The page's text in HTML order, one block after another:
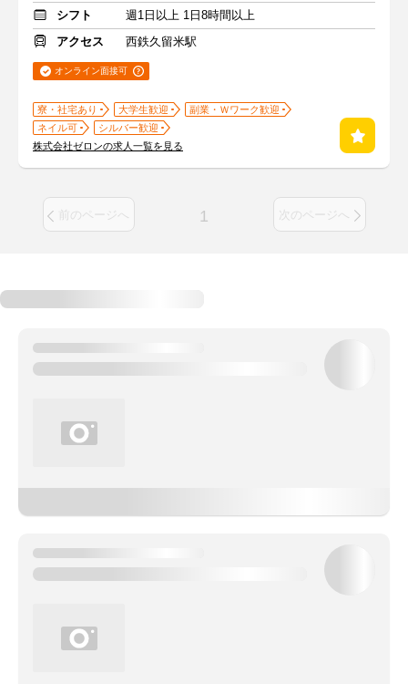
シフト
週1日以上 1日8時間以上
アクセス
西鉄久留米駅
オンライン面接可
寮・社宅あり 大学生歓迎
副業・Ｗワーク歓迎
ネイル可
シルバー歓迎
株式会社ゼロンの求人一覧を見る
前のページへ 1 次のページへ